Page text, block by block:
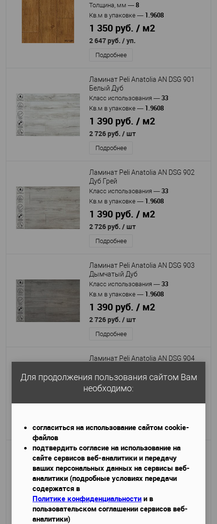
Толщина, мм — 8
Кв.м в упаковке — 1.9608
1 350 руб. / м2
2 647 руб. / уп.
Подробнее
Ламинат Peli Anatolia AN DSG 901
Белый Дуб
Класс использования — 33
Кв.м в упаковке — 1.9608
1 390 руб. / м2
2 726 руб. / шт
Подробнее
Ламинат Peli Anatolia AN DSG 902
Дуб Грей
Класс использования — 33
Кв.м в упаковке — 1.9608
1 390 руб. / м2
2 726 руб. / шт
Подробнее
Ламинат Peli Anatolia AN DSG 903
Дымчатый Дуб
Класс использования — 33
Кв.м в упаковке — 1.9608
1 390 руб. / м2
2 726 руб. / шт
Подробнее
Ламинат Peli Anatolia AN DSG 904
Класс использования—33
Кв.м в упаковке
Подробнее
Ламинат Peli Anatolia AN DSG 905
Дуб Голд
Класс использования —33
Кв.м в упаковке— 1.9608
2 726 руб./ шт
Для продолжения пользования сайтом Вам
необходимо:
согласиться на использование сайтом cookie-
файлов
подтвердить согласие на использование на
сайте сервисов веб-аналитики и передачу
ваших персональных данных на сервисы веб-
аналитики (подробные условиях передачи
содержатся в
Политике конфиденциальности и в
пользовательском соглашении сервисов веб-
аналитики)